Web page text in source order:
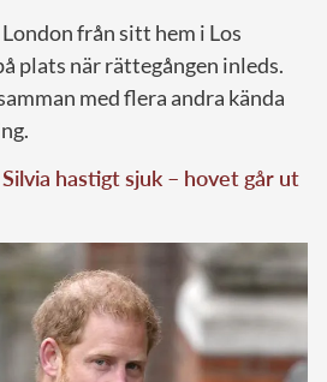
från sitt hem i Los
plats när rättegången inleds.
med flera andra kända
hastigt sjuk – hovet går ut